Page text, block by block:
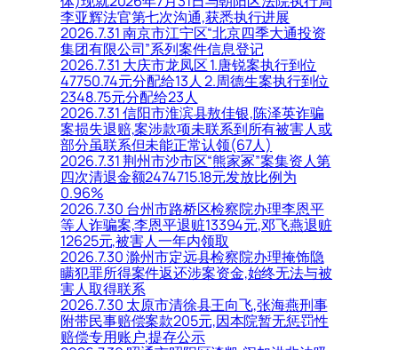
李亚辉法官第七次沟通,获悉执行进展
2026.7.31 南京市江宁区“北京四季大通投资
集团有限公司”系列案件信息登记
2026.7.31 大庆市龙凤区 1.唐锐案执行到位
47750.74元分配给13人 2.周德生案执行到位
2348.75元分配给23人
2026.7.31 信阳市淮滨县敖佳银,陈泽英诈骗
案损失退赔,案涉款项未联系到所有被害人或
部分虽联系但未能正常认领(67人)
2026.7.31 荆州市沙市区“熊家冢”案集资人第
四次清退金额2474715.18元发放比例为
0.96%
2026.7.30 台州市路桥区检察院办理李恩平
等人诈骗案,李恩平退赃13394元,邓飞燕退赃
12625元,被害人一年内领取
2026.7.30 滁州市定远县检察院办理掩饰隐
瞒犯罪所得案件返还涉案资金,始终无法与被
害人取得联系
2026.7.30 太原市清徐县王向飞,张海燕刑事
附带民事赔偿案款205元,因本院暂无惩罚性
赔偿专用账户,提存公示